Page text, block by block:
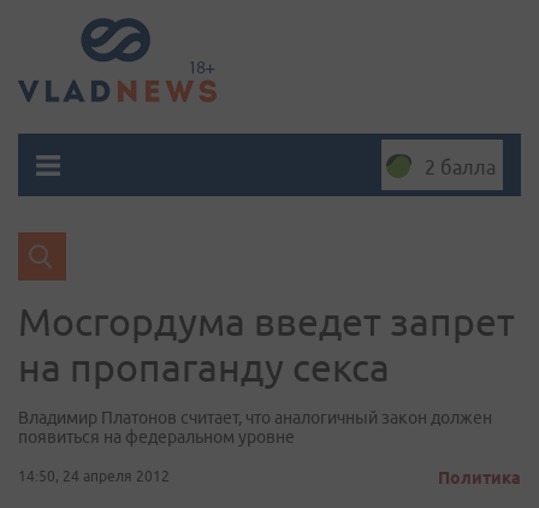
2 балла
Мосгордума введет запрет
на пропаганду секса
Владимир Платонов считает, что аналогичный закон должен
появиться на федеральном уровне
14:50, 24 апреля 2012 Политика